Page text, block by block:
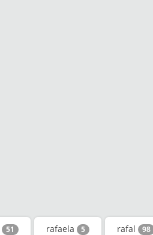
51 rafaela 5 rafal 98